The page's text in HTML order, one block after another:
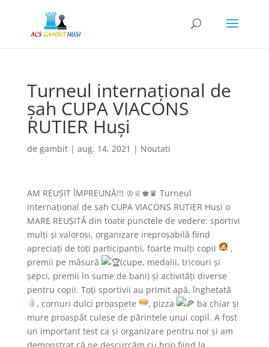
Turneul internațional de
șah CUPA VIACONS
RUTIER Huși
de gambit| aug. 14, 2021 | Noutati
AM REUȘIT ÎMPREUNĂ!!! ♔♕♚♛ Turneul
internațional de șah CUPA VIACONS RUTIER Huși o
MARE REUȘITĂ din toate punctele de vedere: sportivi
mulți și valoroși, organizare ireproșabilă fiind
apreciați de toți participanții, foarte mulți copii
,
premii pe măsură
(cupe, medalii, tricouri și
șepci, premii în sume de bani) și activități diverse
pentru copii. Toți sportivii au primit apă, înghețată
, cornuri dulci proaspete
, pizza
ba chiar și
mure proaspăt culese de părintele unui copil. A fost
un important test ca și organizare pentru noi și am